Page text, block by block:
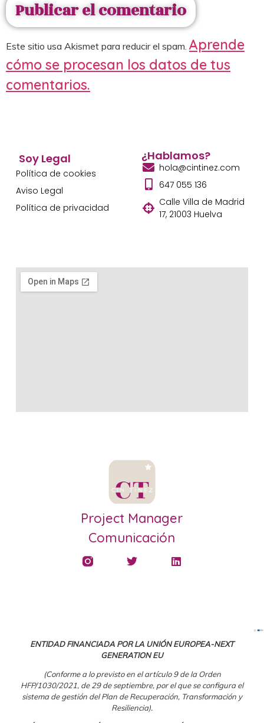
Este sitio usa Akismet para reducir el spam. Aprende
cómo se procesan los datos de tus
comentarios.
Project Manager
Comunicación
Soy Legal
Política de cookies
Aviso Legal
Política de privacidad
¿Hablamos?
hola@cintinez.com
647 055 136
Calle Villa de Madrid
17, 21003 Huelva
ENTIDAD FINANCIADA POR LA UNIÓN EUROPEA-NEXT
GENERATION EU
(Conforme a lo previsto en el artículo 9 de la Orden
HFP/1030/2021, de 29 de septiembre, por el que se configura el
sistema de gestión del Plan de Recuperación, Transformación y
Resiliencia).